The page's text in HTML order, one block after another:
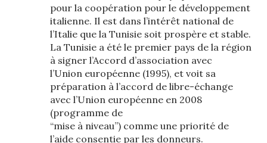
pour la coopération pour le développement
italienne. Il est dans l’intérêt national de
l’Italie que la Tunisie soit prospère et stable.
La Tunisie a été le premier pays de la région
à signer l’Accord d’association avec
l’Union européenne (1995), et voit sa
préparation à l’accord de libre-échange
avec l’Union européenne en 2008
(programme de
“mise à niveau”) comme une priorité de
l’aide consentie par les donneurs.